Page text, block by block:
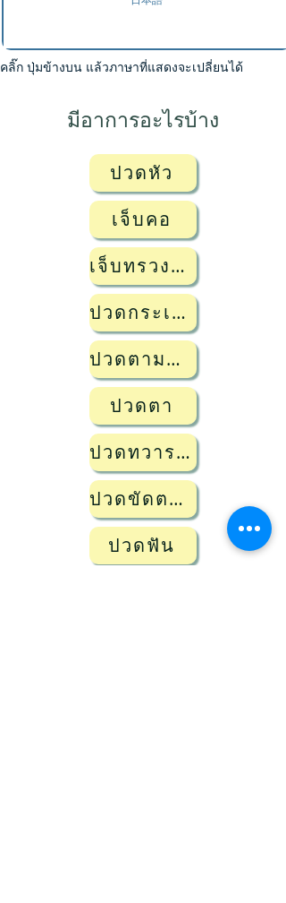
คลิ๊ก ปุ่มข้างบน แล้วภาษาที่แสดงจะเปลี่ยนได้
มีอาการอะไรบ้าง
ปวดหัว
เจ็บคอ
เจ็บทรวงอก
ปวดกระเพาะ・ปวดท้อง
ปวดตามข้อ คอ・ไหล่・บั้นเอว・เข่า
ปวดตา
ปวดทวารหนัก・มีเลือดออกจากทวารหนัก
ปวดขัดตอนปัสสาวะ
ปวดฟัน